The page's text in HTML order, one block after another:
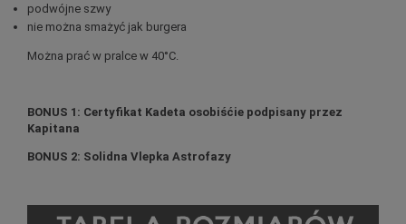
podwójne szwy
nie można smażyć jak burgera
Można prać w pralce w 40°C.
BONUS 1: Certyfikat Kadeta osobiśćie podpisany przez
Kapitana
BONUS 2: Solidna Vlepka Astrofazy